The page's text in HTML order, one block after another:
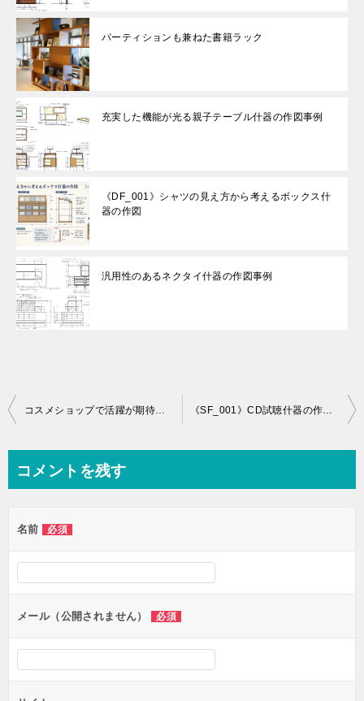
パーティションも兼ねた書籍ラック
充実した機能が光る親子テーブル什器の作図事例
《DF_001》シャツの見え方から考えるボックス什
器の作図
汎用性のあるネクタイ什器の作図事例
投
ビ
ー
シ
ン
コスメショップで活躍が期待できるプロモーション什器 《SF_001》CD試聴什器の作図事例と詳細図
コメントを残す
名前 必須
メール（公開されません） 必須